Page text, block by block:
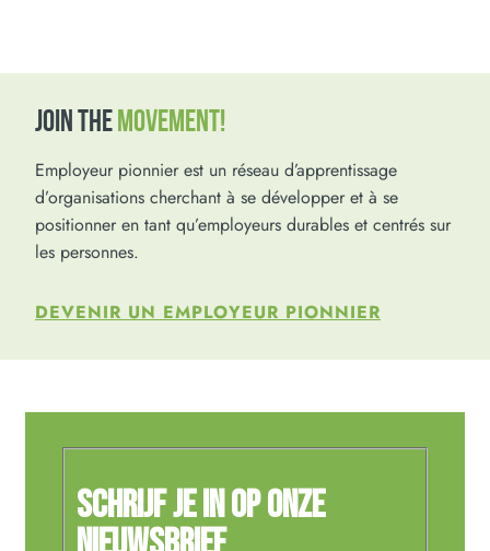
JOIN THEMOVEMENT!
Employeur pionnier est un réseau d’apprentissage
d’organisations cherchant à se développer et à se
positionner en tant qu’employeurs durables et centrés sur
les personnes.
DEVENIR UN EMPLOYEUR PIONNIER